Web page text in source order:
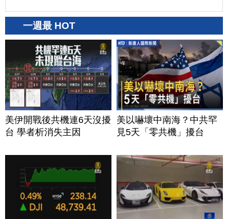
一週最 HOT
美伊開戰後共機連6天沒擾
台 學者析消失主因
美以嚇壞中南海？中共罕
見5天「零共機」擾台